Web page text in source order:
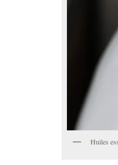
Huiles